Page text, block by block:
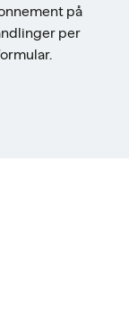
på
per